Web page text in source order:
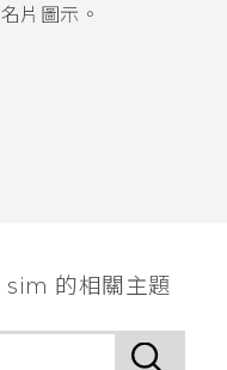
片圖示。
的相關主題